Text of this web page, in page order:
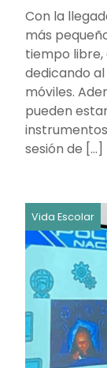
Con la
más
tiempo libre,
dedicando
móviles.
pueden
sesión de […]
Vida Escolar